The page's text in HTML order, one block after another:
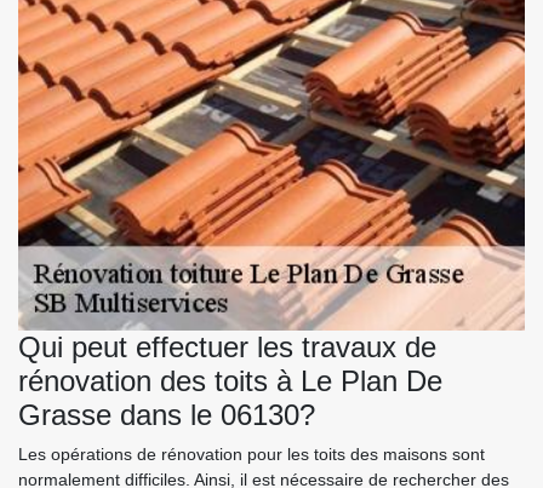
Qui peut effectuer les travaux de
rénovation des toits à Le Plan De
Grasse dans le 06130?
Les opérations de rénovation pour les toits des maisons sont
normalement difficiles. Ainsi, il est nécessaire de rechercher des